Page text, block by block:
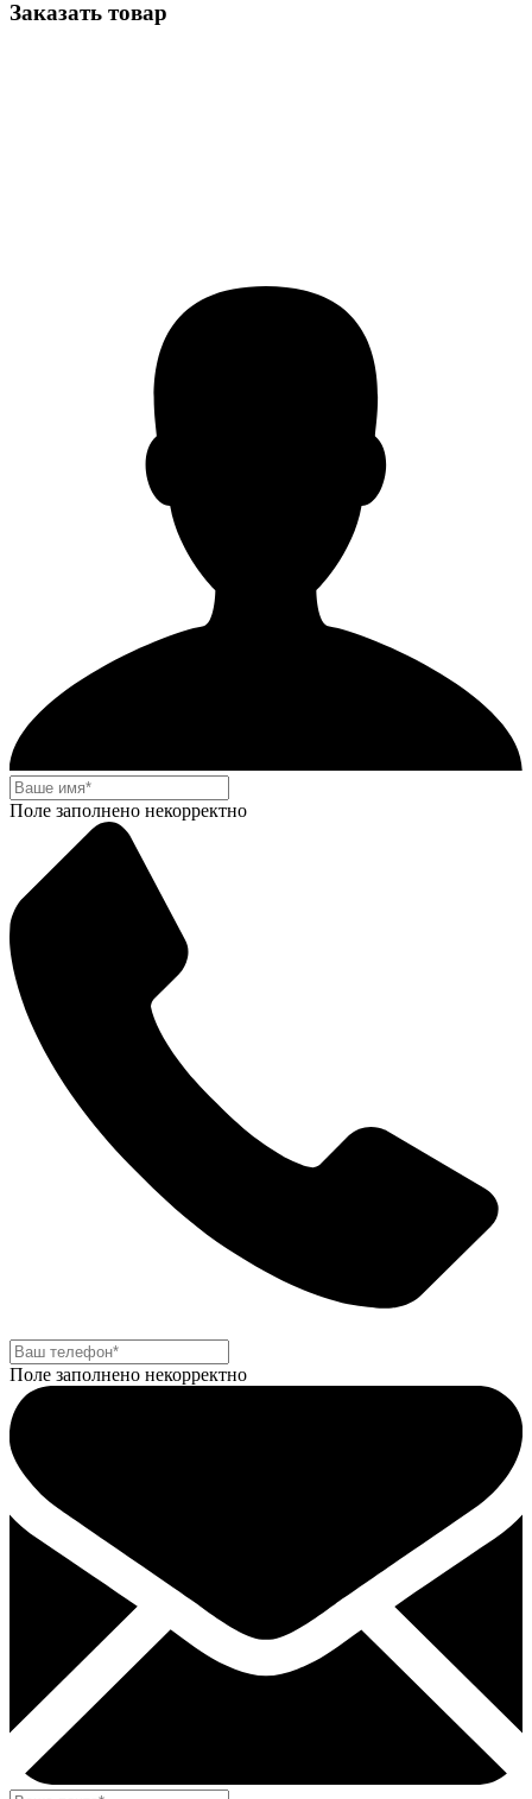
Заказать товар
Поле заполнено некорректно
Поле заполнено некорректно